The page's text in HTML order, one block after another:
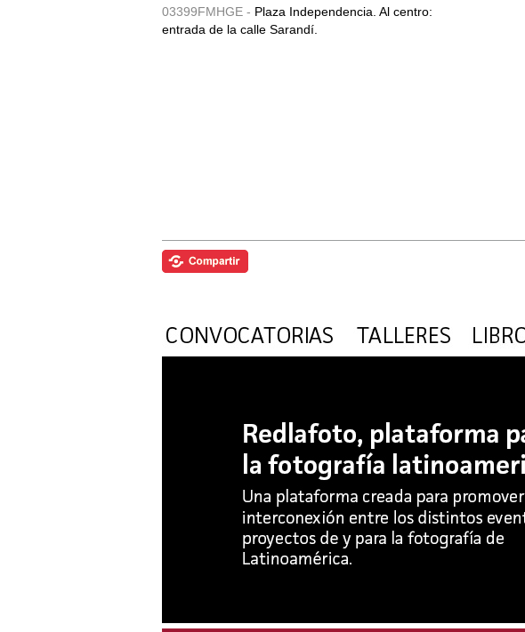
03399FMHGE - Plaza Independencia. Al centro:
entrada de la calle Sarandí.